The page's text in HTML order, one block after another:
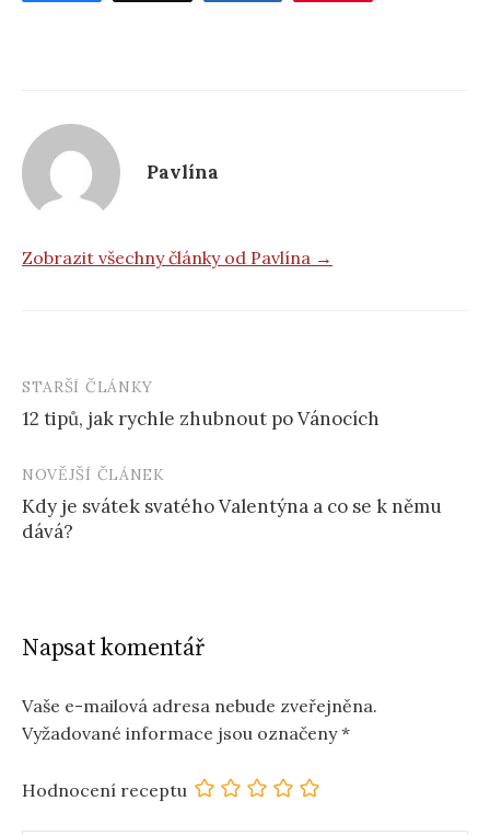
Pavlína
Zobrazit všechny články od Pavlína →
Post
navigation
STARŠÍ ČLÁNKY
12 tipů, jak rychle zhubnout po Vánocích
NOVĚJŠÍ ČLÁNEK
Kdy je svátek svatého Valentýna a co se k němu
dává?
Napsat komentář
Vaše e-mailová adresa nebude zveřejněna.
Vyžadované informace jsou označeny*
Hodnocení receptu